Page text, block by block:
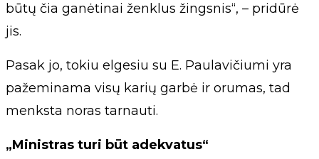
būtų čia ganėtinai ženklus žingsnis“, – pridūrė
jis.
Pasak jo, tokiu elgesiu su E. Paulavičiumi yra
pažeminama visų karių garbė ir orumas, tad
menksta noras tarnauti.
„Ministras turi būt adekvatus“